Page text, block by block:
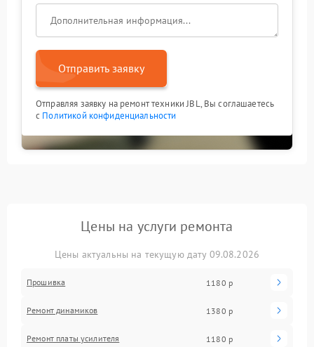
Отправить заявку
Отправляя заявку на ремонт техники JBL, Вы соглашаетесь
с Политикой конфиденциальности
Цены на услуги ремонта
Цены актуальны на текущую дату 09.08.2026
Прошивка 1180 р
Ремонт динамиков 1380 р
Ремонт платы усилителя 1180 р